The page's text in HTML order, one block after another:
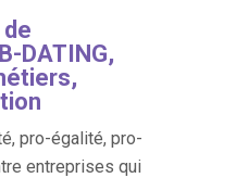
DATING,
pro-égalité, pro-
entreprises qui